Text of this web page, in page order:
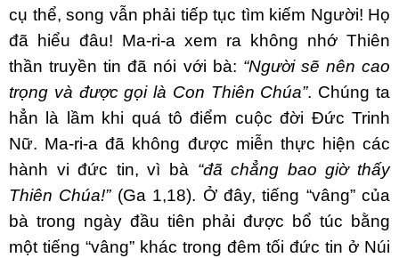
cụ thể, song vẫn phải tiếp tục tìm kiếm Người! Họ
đã hiểu đâu! Ma-ri-a xem ra không nhớ Thiên
thần truyền tin đã nói với bà: “Người sẽ nên cao
trọng và được gọi là Con Thiên Chúa”. Chúng ta
hẳn là lầm khi quá tô điểm cuộc đời Đức Trinh
Nữ. Ma-ri-a đã không được miễn thực hiện các
hành vi đức tin, vì bà “đã chẳng bao giờ thấy
Thiên Chúa!” (Ga 1,18). Ở đây, tiếng “vâng” của
bà trong ngày đầu tiên phải được bổ túc bằng
một tiếng “vâng” khác trong đêm tối đức tin ở Núi